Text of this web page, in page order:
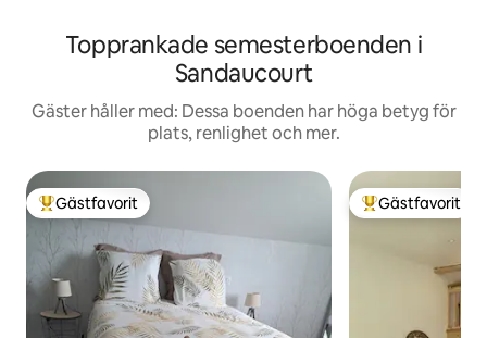
Topprankade semesterboenden i
Sandaucourt
Gäster håller med: Dessa boenden har höga betyg för
plats, renlighet och mer.
Populär gästfavorit
Gästfavorit Populär
Gästfavorit